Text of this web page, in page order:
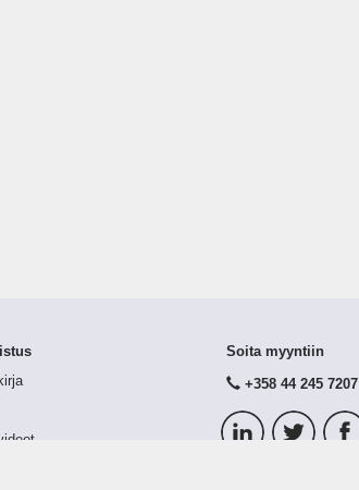
Soita myyntiin
+358 44 245 7207